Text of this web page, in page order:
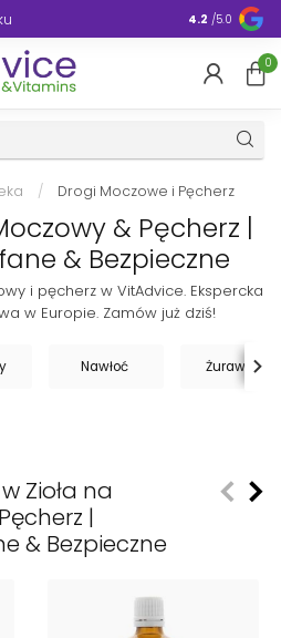
4.2 /5.0
0
/ Drogi Moczowe i Pęcherz
& Pęcherz |
& Bezpieczne
i pęcherz w VitAdvice. Ekspercka
w Europie. Zamów już dziś!
Nawłoć Żurawina
Zioła na
|
& Bezpieczne